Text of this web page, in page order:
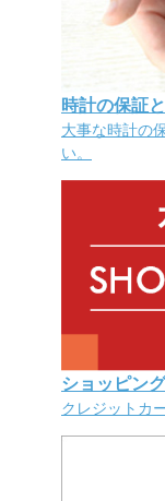
時計の保証
大事な時計の
い。
ショッピン
クレジットカ